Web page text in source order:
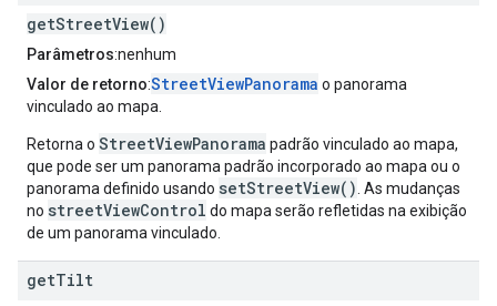
getStreetView()
Parâmetros:nenhum
Valor de retorno:StreetViewPanorama o panorama
vinculado ao mapa.
Retorna o StreetViewPanorama padrão vinculado ao mapa,
que pode ser um panorama padrão incorporado ao mapa ou o
panorama definido usando setStreetView() . As mudanças
no streetViewControl do mapa serão refletidas na exibição
de um panorama vinculado.
getTilt